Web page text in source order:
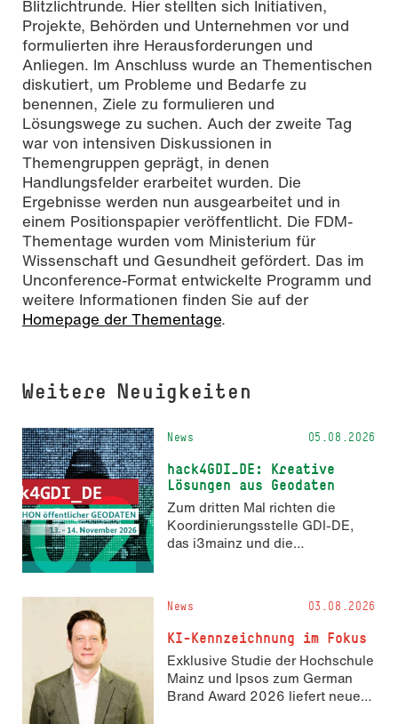
Blitzlichtrunde. Hier stellten sich Initiativen,
Projekte, Behörden und Unternehmen vor und
formulierten ihre Herausforderungen und
Anliegen. Im Anschluss wurde an Thementischen
diskutiert, um Probleme und Bedarfe zu
benennen, Ziele zu formulieren und
Lösungswege zu suchen. Auch der zweite Tag
war von intensiven Diskussionen in
Themengruppen geprägt, in denen
Handlungsfelder erarbeitet wurden. Die
Ergebnisse werden nun ausgearbeitet und in
einem Positionspapier veröffentlicht. Die FDM-
Thementage wurden vom Ministerium für
Wissenschaft und Gesundheit gefördert. Das im
Unconference-Format entwickelte Programm und
weitere Informationen finden Sie auf der
Homepage der Thementage.
Weitere Neuigkeiten
News 05.08.2026
hack4GDI_DE: Kreative
Lösungen aus Geodaten
Zum dritten Mal richten die
Koordinierungsstelle GDI-DE,
das i3mainz und die
Hackathon hack4GDI_DE an der
Hochschule Mainz aus. Die
Anmeldung ist geöffnet und bis
zum 2. Oktober 2026 möglich.
News 03.08.2026
KI-Kennzeichnung im Fokus
Exklusive Studie der Hochschule
Mainz und Ipsos zum German
Brand Award 2026 liefert neue